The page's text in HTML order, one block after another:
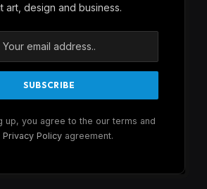
art, design and business.
up, you agree to the our terms and
Privacy Policyagreement.